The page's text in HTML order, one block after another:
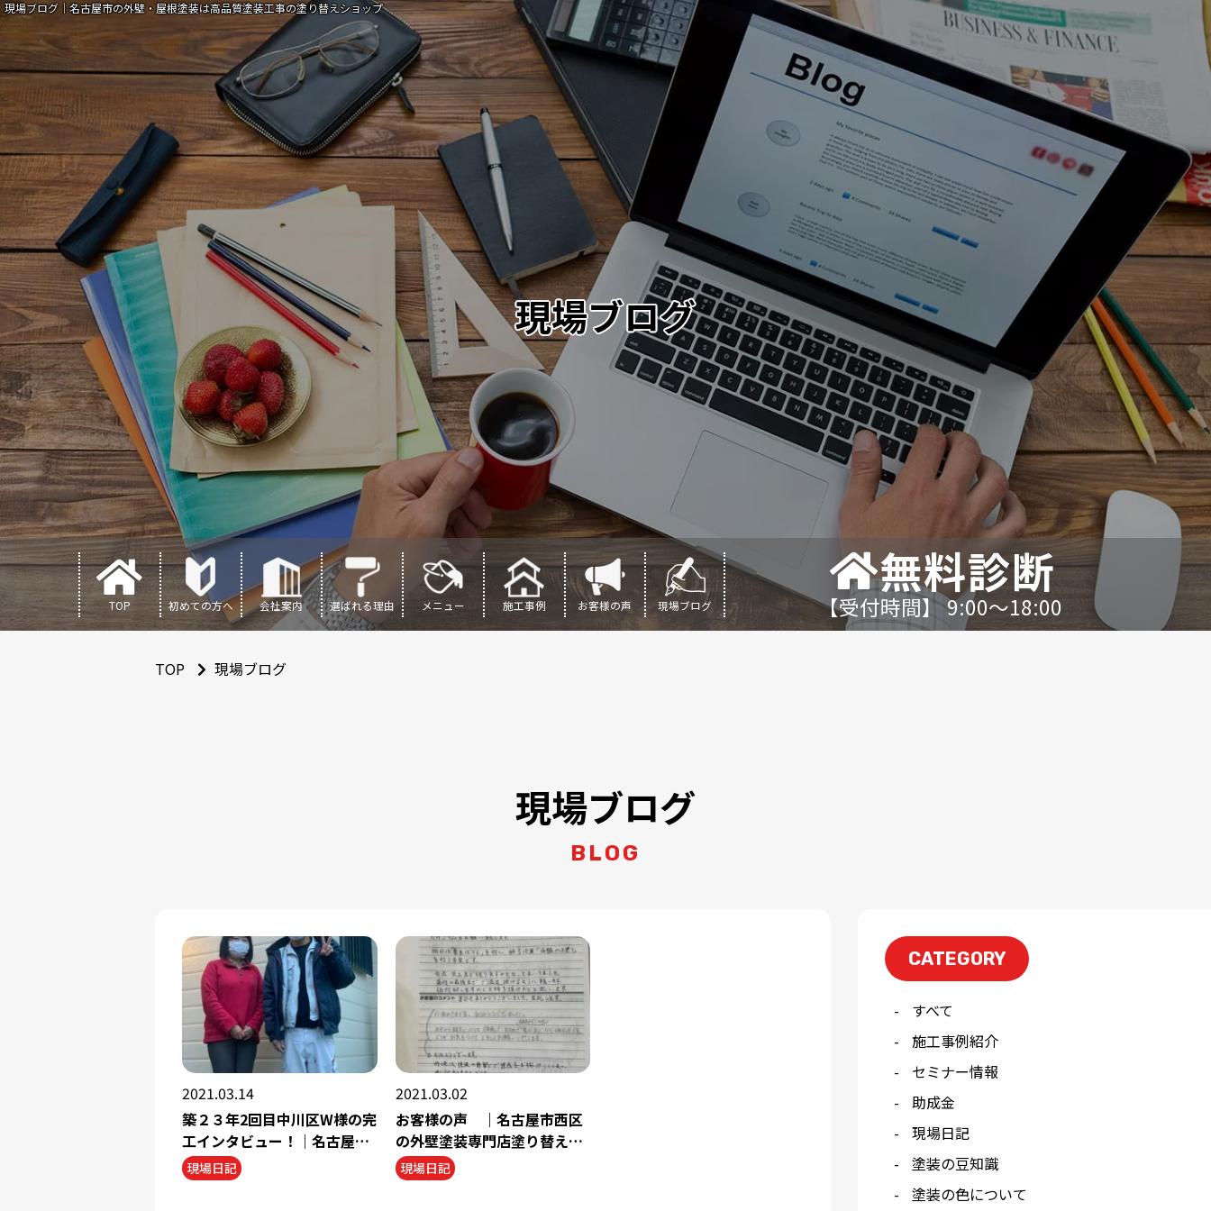
現場ブログ｜名古屋市の外壁・屋根塗装は高品質塗装工事の塗り替えショップ
現場ブログ
TOP 初めての方へ 会社案内 選ばれる理由 メニュー 施工事例 お客様の声 現場ブログ
無料診断
【受付時間】 9:00〜18:00
TOP 現場ブログ
現場ブログ
BLOG
2021.03.14
築２３年2回目中川区W様の完
工インタビュー！｜名古屋市
西区の外壁塗装専門店塗り替
えショップ
現場日記
2021.03.02
お客様の声 ｜名古屋市西区
の外壁塗装専門店塗り替えシ
ョップ
現場日記
CATEGORY
すべて
施工事例紹介
セミナー情報
助成金
現場日記
塗装の豆知識
塗装の色について